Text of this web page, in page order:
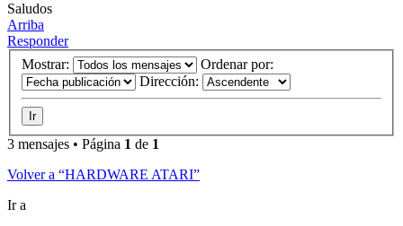
Saludos
Arriba
Responder
Mostrar:
Ordenar por:
Dirección:
3 mensajes • Página 1 de 1
Volver a “HARDWARE ATARI”
Ir a